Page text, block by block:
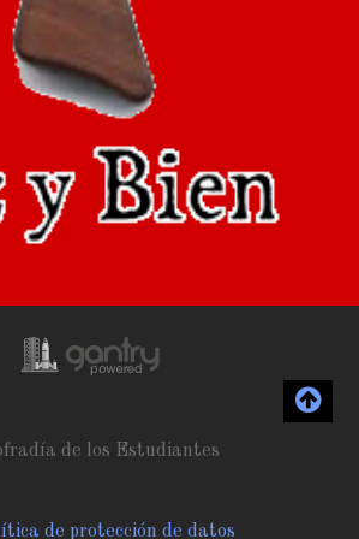
de los Estudiantes
de protección de datos